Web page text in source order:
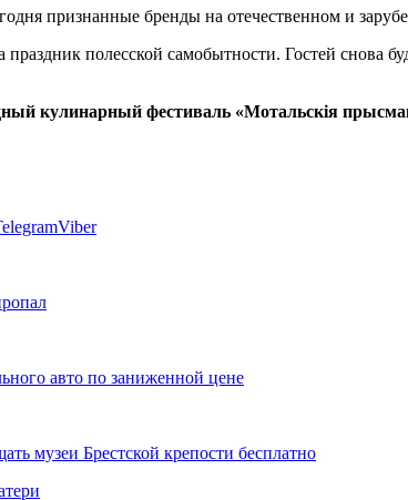
признанные бренды на отечественном и
праздник полесской самобытности. Гостей
Viber
авто по заниженной цене
музеи Брестской крепости бесплатно